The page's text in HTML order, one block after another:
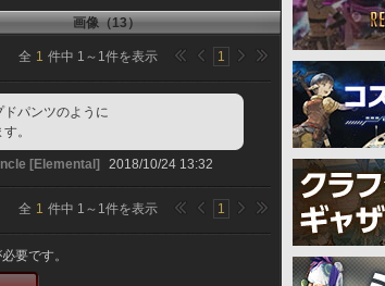
画像（13）
全 1 件中 1 ～ 1件を表示 1
パンツのように
。
[Elemental] 2018/10/24 13:32
全 1 件中 1 ～ 1件を表示 1
要です。